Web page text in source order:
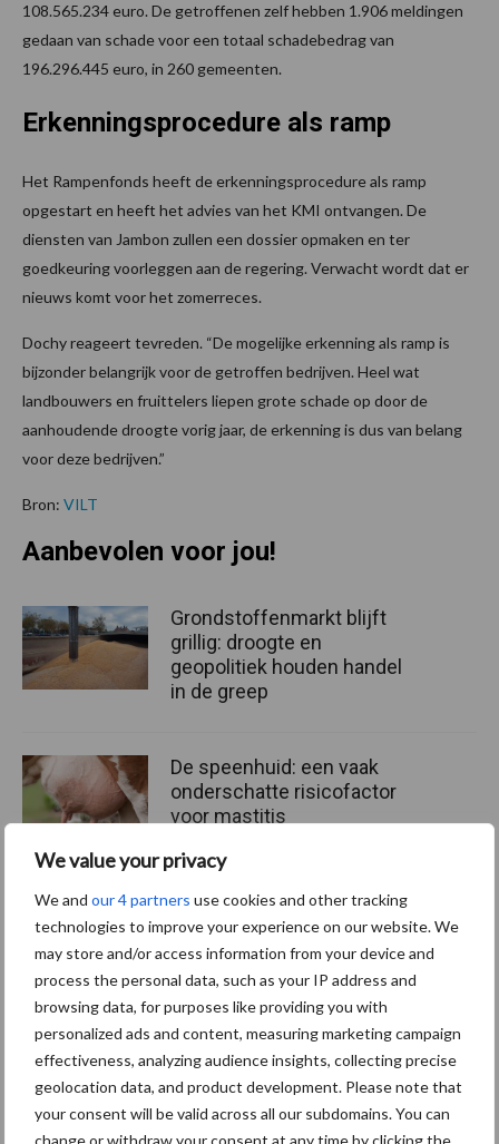
We value your privacy
We and our 4 partners use cookies and other tracking
technologies to improve your experience on our website. We
may store and/or access information from your device and
process the personal data, such as your IP address and
browsing data, for purposes like providing you with
personalized ads and content, measuring marketing campaign
effectiveness, analyzing audience insights, collecting precise
geolocation data, and product development. Please note that
your consent will be valid across all our subdomains. You can
change or withdraw your consent at any time by clicking the
108.565.234 euro. De getroffenen zelf hebben 1.906 meldingen
gedaan van schade voor een totaal schadebedrag van
196.296.445 euro, in 260 gemeenten.
Erkenningsprocedure als ramp
Het Rampenfonds heeft de erkenningsprocedure als ramp
opgestart en heeft het advies van het KMI ontvangen. De
diensten van Jambon zullen een dossier opmaken en ter
goedkeuring voorleggen aan de regering. Verwacht wordt dat er
nieuws komt voor het zomerreces.
Dochy reageert tevreden. “De mogelijke erkenning als ramp is
bijzonder belangrijk voor de getroffen bedrijven. Heel wat
landbouwers en fruittelers liepen grote schade op door de
aanhoudende droogte vorig jaar, de erkenning is dus van belang
voor deze bedrijven.”
Bron: VILT
Aanbevolen voor jou!
Grondstoffenmarkt blijft
grillig: droogte en
geopolitiek houden handel
in de greep
De speenhuid: een vaak
onderschatte risicofactor
voor mastitis
ForFarmers ziet volume en
marktaandeel groeien in
krimpende Nederlandse
markt
Themapagina's